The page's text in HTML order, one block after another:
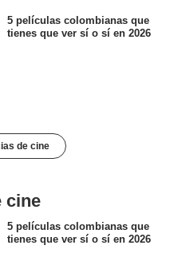
5 películas colombianas que
tienes que ver sí o sí en 2026
de cine
cine
5 películas colombianas que
tienes que ver sí o sí en 2026